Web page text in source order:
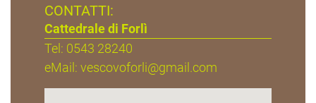
CONTATTI:
Cattedrale di Forlì
Tel: 0543 28240
eMail: vescovoforli@gmail.com